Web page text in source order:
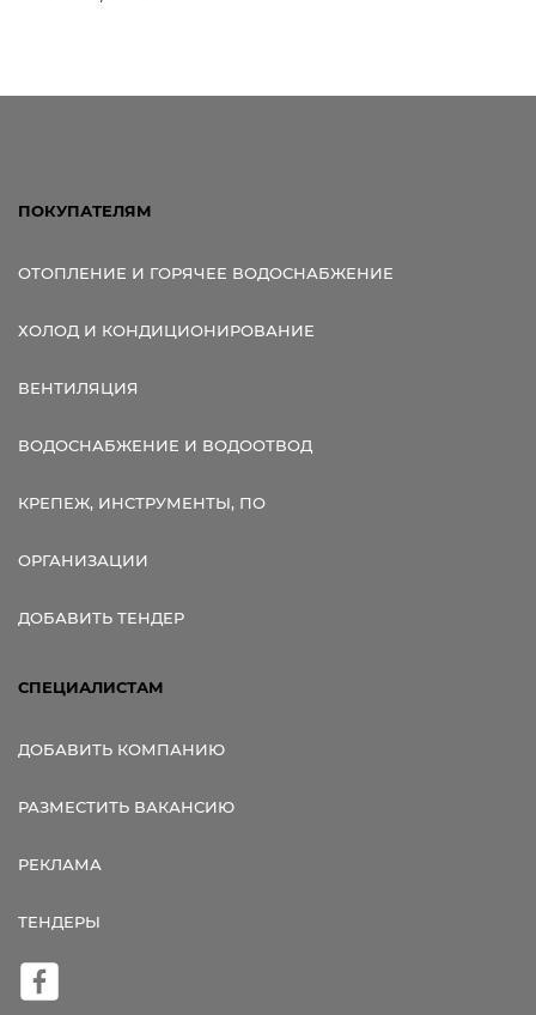
ПОКУПАТЕЛЯМ
ОТОПЛЕНИЕ И ГОРЯЧЕЕ ВОДОСНАБЖЕНИЕ
ХОЛОД И КОНДИЦИОНИРОВАНИЕ
ВЕНТИЛЯЦИЯ
ВОДОСНАБЖЕНИЕ И ВОДООТВОД
КРЕПЕЖ, ИНСТРУМЕНТЫ, ПО
ОРГАНИЗАЦИИ
ДОБАВИТЬ ТЕНДЕР
СПЕЦИАЛИСТАМ
ДОБАВИТЬ КОМПАНИЮ
РАЗМЕСТИТЬ ВАКАНСИЮ
РЕКЛАМА
ТЕНДЕРЫ